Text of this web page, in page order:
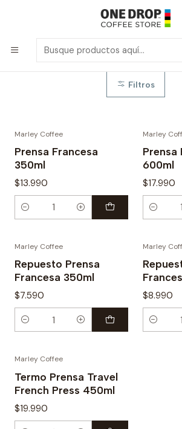
Inicio Prensas Francesa
Prensas Francesa
Filtros
Marley Coffee
Prensa Francesa
350ml
$13.990
Cantidad
Marley
Prensa
600ml
$17.990
Cantidad
Marley Coffee
Repuesto Prensa
Francesa 350ml
$7.590
Cantidad
Marley
$8.990
Cantidad
Marley Coffee
Termo Prensa Travel
French Press 450ml
$19.990